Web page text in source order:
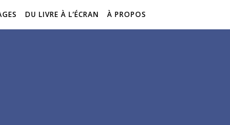
DU LIVRE À L’ÉCRAN À PROPOS